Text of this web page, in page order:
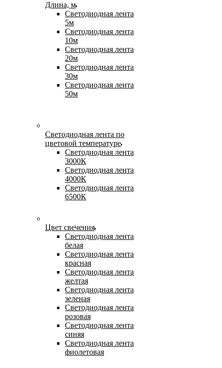
Длина, м
Светодиодная лента
5м
Светодиодная лента
10м
Светодиодная лента
20м
Светодиодная лента
30м
Светодиодная лента
50м
Светодиодная лента по
цветовой температуре
Светодиодная лента
3000К
Светодиодная лента
4000К
Светодиодная лента
6500К
Цвет свечения
Светодиодная лента
белая
Светодиодная лента
красная
Светодиодная лента
желтая
Светодиодная лента
зеленая
Светодиодная лента
розовая
Светодиодная лента
синяя
Светодиодная лента
фиолетовая